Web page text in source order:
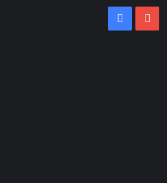
Facebook